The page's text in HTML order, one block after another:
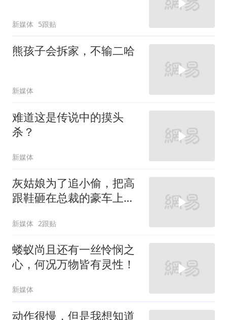
新媒体 5跟贴
熊孩子会拆家，不输二哈
新媒体
难道这是传说中的摸头
杀？
新媒体
灰姑娘为了追小偷，把高
跟鞋砸在总裁的豪车上，
新媒体 2跟贴
蝼蚁尚且还有一丝怜悯之
心，何况万物皆有灵性！
新媒体
动作很慢，但是我想知道